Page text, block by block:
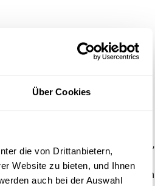
Über Cookies
die von Drittanbietern,
Website zu bieten, und Ihnen
auch bei der Auswahl
Gesellschaft für Angiologie (DGA),
(DGG) und Deutsche
„Interdisziplinäres Gefäßzentrum